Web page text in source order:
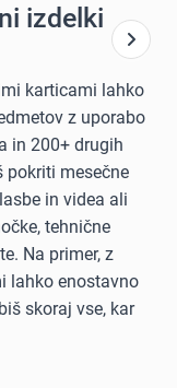
izdelki
karticami lahko
z uporabo
in 200+ drugih
pokriti mesečne
in videa ali
tehnične
Na primer, z
lahko enostavno
skoraj vse, kar